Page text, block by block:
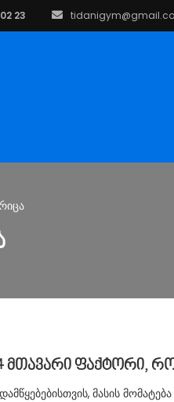
23
მთავარი ფაქტორი,
Დამწყებებისთვის, Მასის Მომატება